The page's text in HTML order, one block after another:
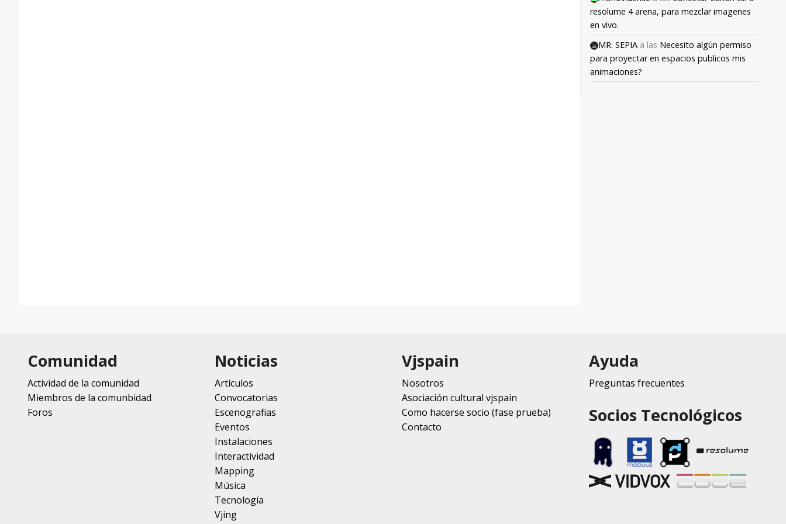
resolume 4 arena, para mezclar imagenes
en vivo.
MR. SEPIA a las Necesito algún permiso
para proyectar en espacios publicos mis
animaciones?
Comunidad
Actividad de la comunidad
Miembros de la comunbidad
Foros
Noticias
Artículos
Convocatorias
Escenografias
Eventos
Instalaciones
Interactividad
Mapping
Música
Tecnología
Vjing
Vjspain
Nosotros
Asociación cultural vjspain
Como hacerse socio (fase prueba)
Contacto
Ayuda
Preguntas frecuentes
Socios Tecnológicos